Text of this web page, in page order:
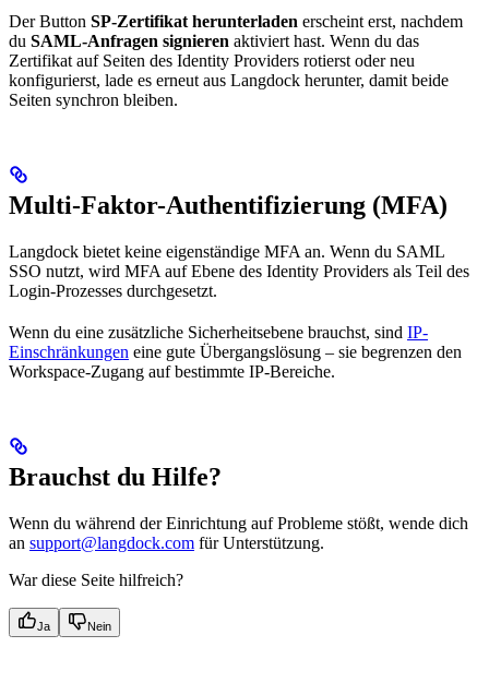
Der Button SP-Zertifikat herunterladen erscheint erst, nachdem
du SAML-Anfragen signieren aktiviert hast. Wenn du das
Zertifikat auf Seiten des Identity Providers rotierst oder neu
konfigurierst, lade es erneut aus Langdock herunter, damit beide
Seiten synchron bleiben.
Multi-Faktor-Authentifizierung (MFA)
Langdock bietet keine eigenständige MFA an. Wenn du SAML
SSO nutzt, wird MFA auf Ebene des Identity Providers als Teil des
Login-Prozesses durchgesetzt.
Wenn du eine zusätzliche Sicherheitsebene brauchst, sind IP-
Einschränkungen eine gute Übergangslösung – sie begrenzen den
Workspace-Zugang auf bestimmte IP-Bereiche.
Brauchst du Hilfe?
Wenn du während der Einrichtung auf Probleme stößt, wende dich
an support@langdock.com für Unterstützung.
War diese Seite hilfreich?
Ja Nein